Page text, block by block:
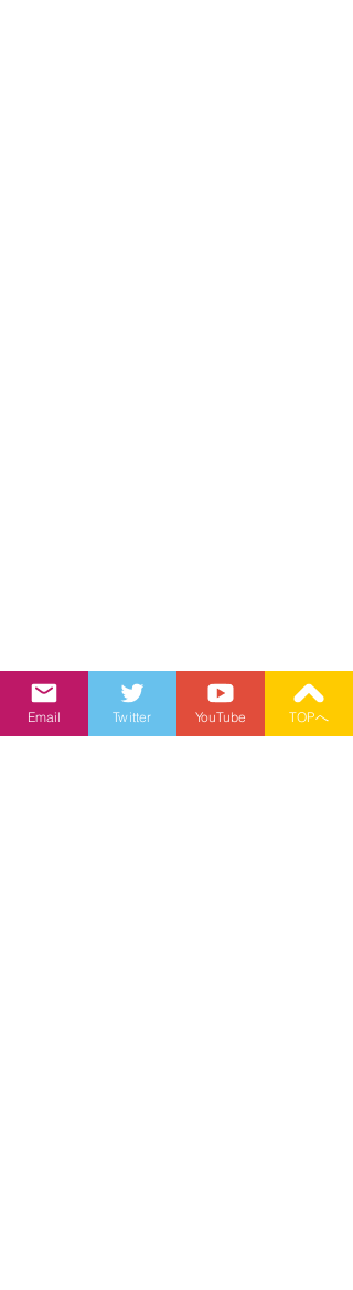
Email Twitter YouTube TOPへ